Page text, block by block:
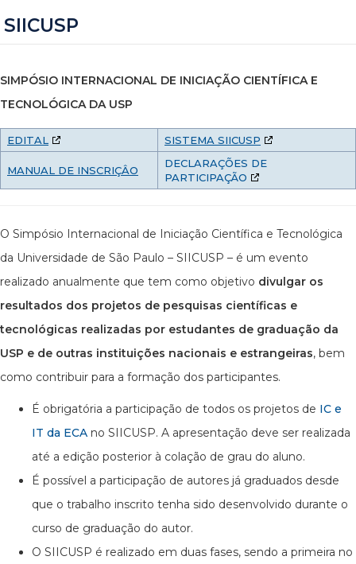
SIICUSP
SIMPÓSIO INTERNACIONAL DE INICIAÇÃO CIENTÍFICA E
TECNOLÓGICA DA USP
EDITAL SISTEMA SIICUSP
MANUAL DE INSCRIÇÂO
DECLARAÇÕES DE
PARTICIPAÇÃO
O Simpósio Internacional de Iniciação Científica e Tecnológica
da Universidade de São Paulo – SIICUSP – é um evento
realizado anualmente que tem como objetivo divulgar os
resultados dos projetos de pesquisas científicas e
tecnológicas realizadas por estudantes de graduação da
USP e de outras instituições nacionais e estrangeiras, bem
como contribuir para a formação dos participantes.
É obrigatória a participação de todos os projetos de IC e
IT da ECA no SIICUSP. A apresentação deve ser realizada
até a edição posterior à colação de grau do aluno.
É possível a participação de autores já graduados desde
que o trabalho inscrito tenha sido desenvolvido durante o
curso de graduação do autor.
O SIICUSP é realizado em duas fases, sendo a primeira no